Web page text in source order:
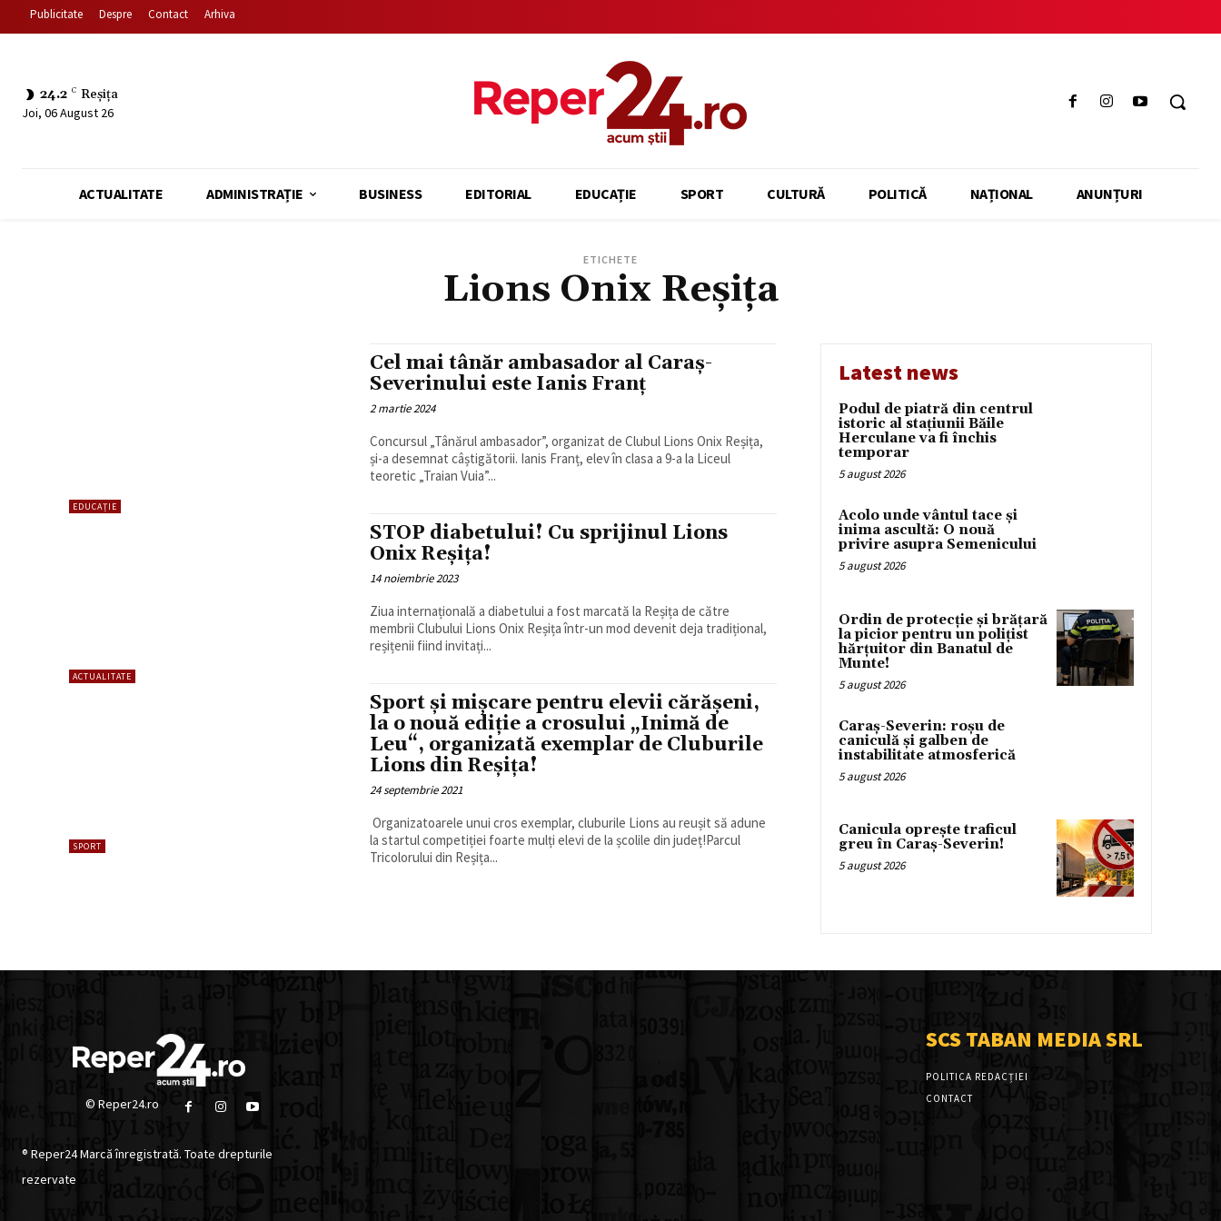
Publicitate Despre Contact Arhiva
24.2 C Reșița
Joi, 06 August 26
ACTUALITATE ADMINISTRAȚIE BUSINESS EDITORIAL EDUCAȚIE SPORT CULTURĂ POLITICĂ NAȚIONAL ANUNȚURI
ETICHETE
Lions Onix Reșița
EDUCAȚIE
Cel mai tânăr ambasador al Caraș-
Severinului este Ianis Franț
2 martie 2024
Concursul „Tânărul ambasador”, organizat de Clubul Lions Onix Reșița,
și-a desemnat câștigătorii. Ianis Franț, elev în clasa a 9-a la Liceul
teoretic „Traian Vuia”...
ACTUALITATE
STOP diabetului! Cu sprijinul Lions
Onix Reșița!
14 noiembrie 2023
Ziua internațională a diabetului a fost marcată la Reșița de către
membrii Clubului Lions Onix Reșița într-un mod devenit deja tradițional,
reșițenii fiind invitați...
SPORT
Sport și mișcare pentru elevii cărășeni,
la o nouă ediție a crosului „Inimă de
Leu“, organizată exemplar de Cluburile
Lions din Reșița!
24 septembrie 2021
Organizatoarele unui cros exemplar, cluburile Lions au reușit să adune
la startul competiției foarte mulți elevi de la școlile din județ!Parcul
Tricolorului din Reșița...
Latest news
Podul de piatră din centrul
istoric al stațiunii Băile
Herculane va fi închis
temporar
5 august 2026
Acolo unde vântul tace și
inima ascultă: O nouă
privire asupra Semenicului
5 august 2026
Ordin de protecție și brățară
la picior pentru un polițist
hărțuitor din Banatul de
Munte!
5 august 2026
Caraș-Severin: roșu de
caniculă și galben de
instabilitate atmosferică
5 august 2026
Canicula oprește traficul
greu în Caraș-Severin!
5 august 2026
© Reper24.ro
® Reper24 Marcă înregistrată. Toate drepturile
rezervate
SCS TABAN MEDIA SRL
POLITICA REDACȚIEI
CONTACT